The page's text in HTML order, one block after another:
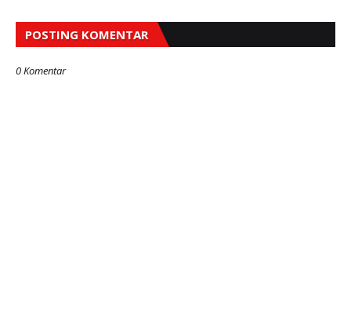
POSTING KOMENTAR
0 Komentar